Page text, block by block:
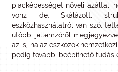
piacképességet növeli azáltal,
vonz ide. Skálázott,
eszközhasználatról van szó,
utóbbi jellemzőről
az is, ha az eszközök
pedig további beépíthető tudás